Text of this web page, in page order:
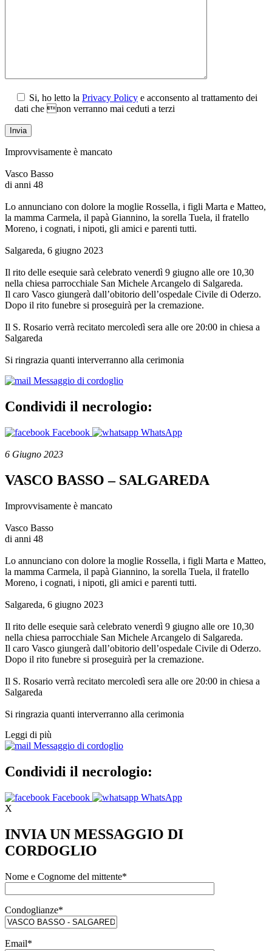
Si, ho letto la Privacy Policy e acconsento al trattamento dei
dati che non verranno mai ceduti a terzi
Improvvisamente è mancato
Vasco Basso
di anni 48
Lo annunciano con dolore la moglie Rossella, i figli Marta e Matteo,
la mamma Carmela, il papà Giannino, la sorella Tuela, il fratello
Moreno, i cognati, i nipoti, gli amici e parenti tutti.
Salgareda, 6 giugno 2023
Il rito delle esequie sarà celebrato venerdì 9 giugno alle ore 10,30
nella chiesa parrocchiale San Michele Arcangelo di Salgareda.
Il caro Vasco giungerà dall’obitorio dell’ospedale Civile di Oderzo.
Dopo il rito funebre si proseguirà per la cremazione.
Il S. Rosario verrà recitato mercoledì sera alle ore 20:00 in chiesa a
Salgareda
Si ringrazia quanti interverranno alla cerimonia
Messaggio di cordoglio
Condividi il necrologio:
Facebook WhatsApp
6 Giugno 2023
VASCO BASSO – SALGAREDA
Improvvisamente è mancato
Vasco Basso
di anni 48
Lo annunciano con dolore la moglie Rossella, i figli Marta e Matteo,
la mamma Carmela, il papà Giannino, la sorella Tuela, il fratello
Moreno, i cognati, i nipoti, gli amici e parenti tutti.
Salgareda, 6 giugno 2023
Il rito delle esequie sarà celebrato venerdì 9 giugno alle ore 10,30
nella chiesa parrocchiale San Michele Arcangelo di Salgareda.
Il caro Vasco giungerà dall’obitorio dell’ospedale Civile di Oderzo.
Dopo il rito funebre si proseguirà per la cremazione.
Il S. Rosario verrà recitato mercoledì sera alle ore 20:00 in chiesa a
Salgareda
Si ringrazia quanti interverranno alla cerimonia
Leggi di più
Messaggio di cordoglio
Condividi il necrologio:
Facebook
WhatsApp
X
INVIA UN MESSAGGIO DI
CORDOGLIO
Nome e Cognome del mittente*
Condoglianze*
Email*